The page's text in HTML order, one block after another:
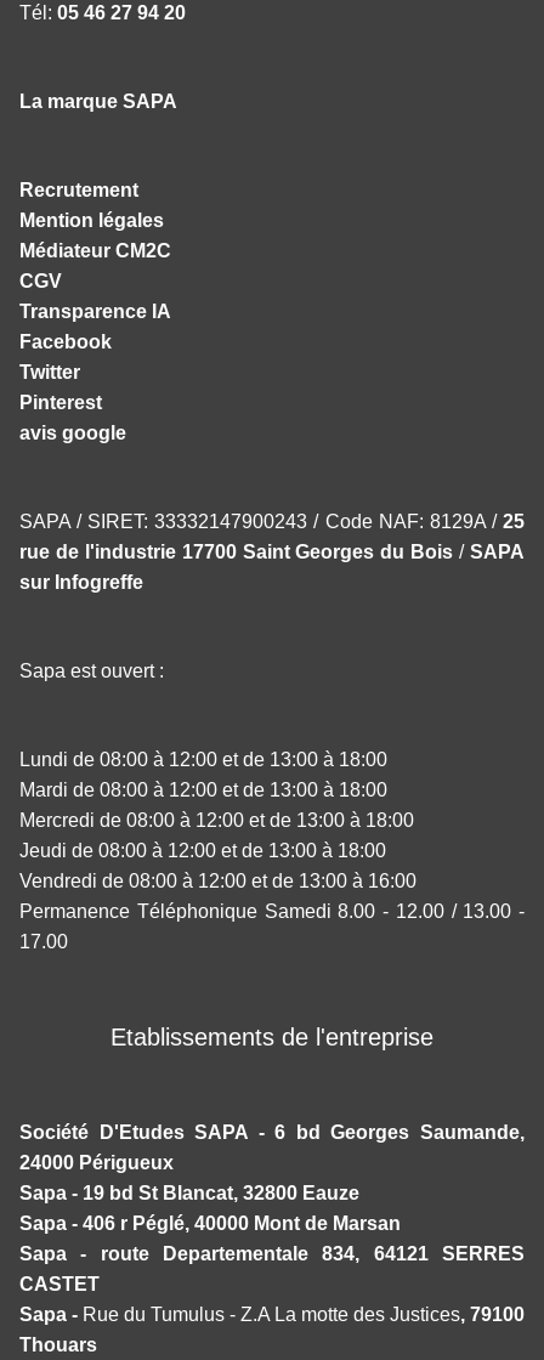
Tél: 05 46 27 94 20
La marque SAPA
Recrutement
Mention légales
Médiateur CM2C
CGV
Transparence IA
Facebook
Twitter
Pinterest
avis google
SAPA / SIRET: 33332147900243 / Code NAF: 8129A / 25
rue de l'industrie 17700 Saint Georges du Bois /SAPA
sur Infogreffe
Sapa est ouvert :
Lundi de 08:00 à 12:00 et de 13:00 à 18:00
Mardi de 08:00 à 12:00 et de 13:00 à 18:00
Mercredi de 08:00 à 12:00 et de 13:00 à 18:00
Jeudi de 08:00 à 12:00 et de 13:00 à 18:00
Vendredi de 08:00 à 12:00 et de 13:00 à 16:00
Permanence Téléphonique Samedi 8.00 - 12.00 / 13.00 -
17.00
Etablissements de l'entreprise
Société D'Etudes SAPA - 6 bd Georges Saumande,
24000 Périgueux
Sapa - 19 bd St Blancat, 32800 Eauze
Sapa - 406 r Péglé, 40000 Mont de Marsan
Sapa - route Departementale 834, 64121 SERRES
CASTET
Sapa - Rue du Tumulus - Z.A La motte des Justices, 79100
Thouars